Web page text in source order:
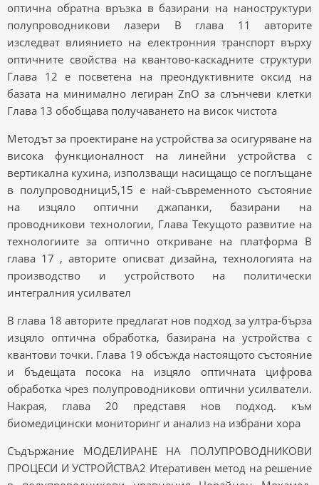
оптична обратна връзка в базирани на наноструктури
полупроводникови лазери В глава 11 авторите
изследват влиянието на електронния транспорт върху
оптичните свойства на квантово-каскадните структури
Глава 12 е посветена на преондуктивните оксид на
базата на минимално легиран ZnO за слънчеви клетки
Глава 13 обобщава получаването на висок чистота
Методът за проектиране на устройства за осигуряване на
висока функционалност на линейни устройства с
вертикална кухина, използващи насищащо се поглъщане
в полупроводници5,15 е най-съвременното състояние
на изцяло оптични джапанки, базирани на
проводникови технологии, Глава Текущото развитие на
технологиите за оптично откриване на платформа В
глава 17 , авторите описват дизайна, технологията на
производство и устройството на политически
интегралния усилвател
В глава 18 авторите предлагат нов подход за ултра-бърза
изцяло оптична обработка, базирана на устройства с
квантови точки. Глава 19 обсъжда настоящото състояние
и бъдещата посока на изцяло оптичната цифрова
обработка чрез полупроводникови оптични усилватели.
Накрая, глава 20 представя нов подход. към
биомедицински мониторинг и анализ на избрани хора
Съдържание МОДЕЛИРАНЕ НА ПОЛУПРОВОДНИКОВИ
ПРОЦЕСИ И УСТРОЙСТВА2 Итеративен метод на решение